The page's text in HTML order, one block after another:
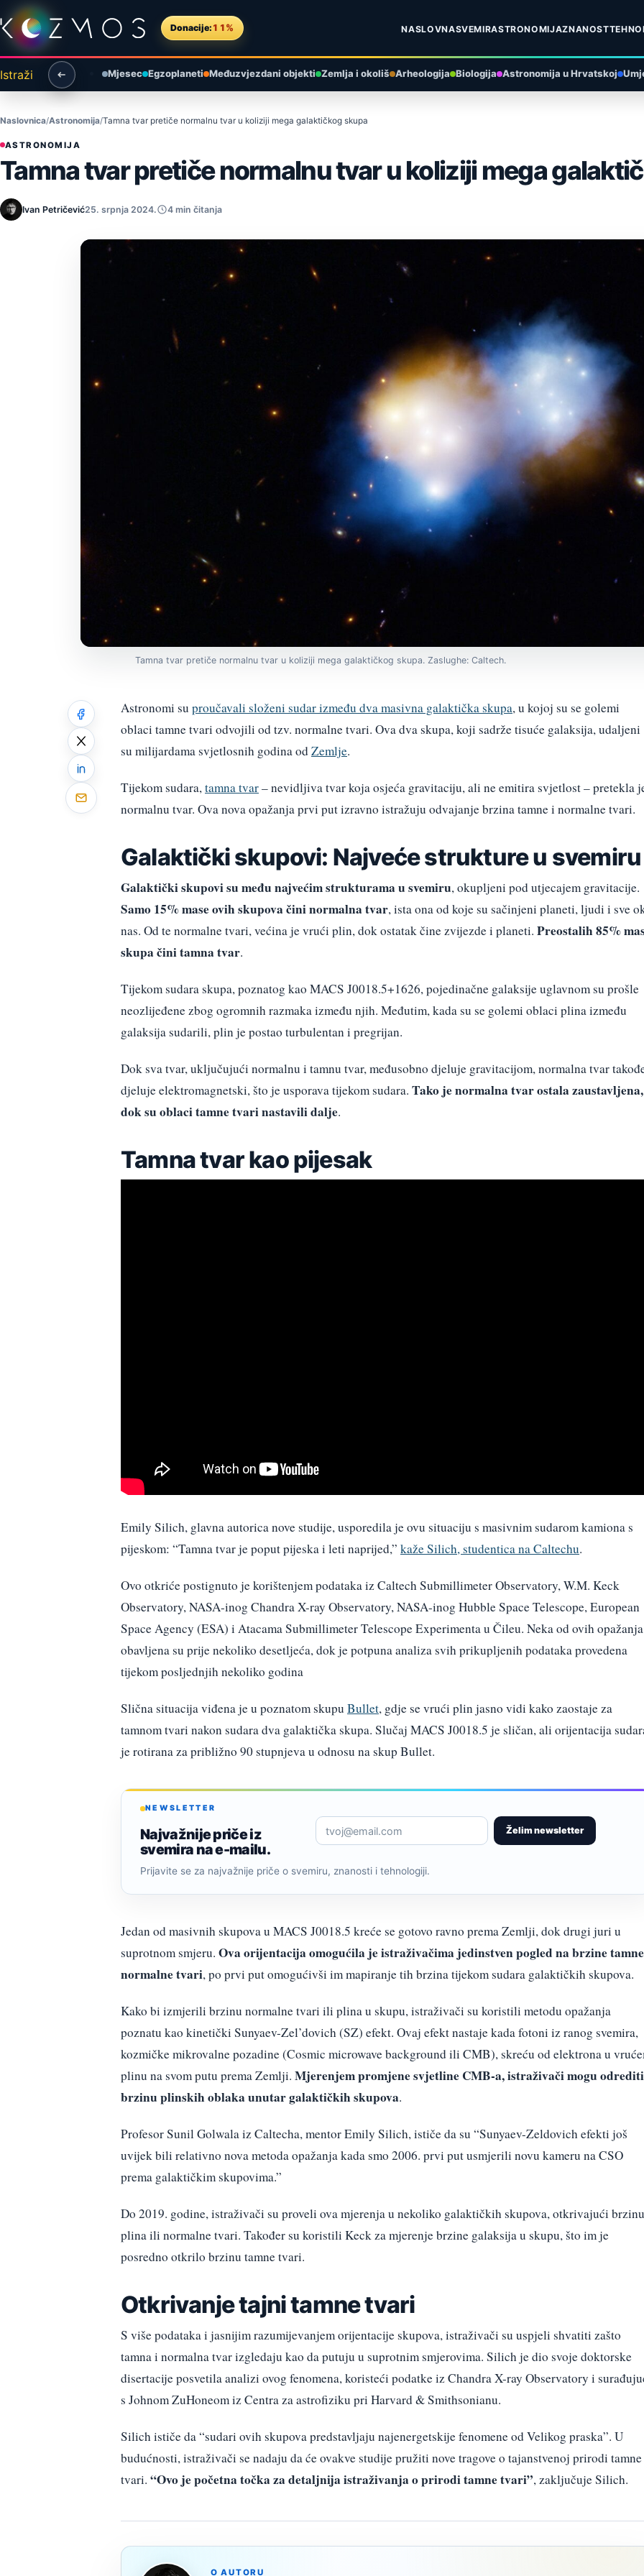
Preskoči na sadržaj
Donacije: 11% NASLOVNASVEMIRASTRONOMIJAZNANOST
Istraži Mjesec Egzoplaneti Međuzvjezdani objekti Zemlja i okoliš Arheologija Biologija Astronomija u Hrvatskoj
Naslovnica Astronomija Tamna tvar pretiče normalnu tvar u koliziji mega galaktičkog skupa
ASTRONOMIJA
Tamna tvar pretiče normalnu tvar u koliziji mega
Ivan Petričević25. srpnja 2024. 4 min čitanja
Tamna tvar pretiče normalnu tvar u koliziji mega galaktičkog skupa. Zaslughe: Caltech.
Astronomi su proučavali složeni sudar između dva masivna galaktička skupa, u kojoj su se golemi
oblaci tamne tvari odvojili od tzv. normalne tvari. Ova dva skupa, koji sadrže tisuće galaksija, udaljeni
su milijardama svjetlosnih godina odZemlje.
Tijekom sudara,tamna tvar– nevidljiva tvar koja osjeća gravitaciju, ali ne emitira svjetlost – pretekla
normalnu tvar. Ova nova opažanja prvi put izravno istražuju odvajanje brzina tamne i normalne tvari.
Galaktički skupovi: Najveće strukture u svemiru
Galaktički skupovi su među najvećim strukturama u svemiru, okupljeni pod utjecajem gravitacije.
Samo 15% mase ovih skupova čini normalna tvar, ista ona od koje su sačinjeni planeti, ljudi i sve
nas. Od te normalne tvari, većina je vrući plin, dok ostatak čine zvijezde i planeti. Preostalih 85%
skupa čini tamna tvar.
Tijekom sudara skupa, poznatog kao MACS J0018.5+1626, pojedinačne galaksije uglavnom su prošle
neozlijeđene zbog ogromnih razmaka između njih. Međutim, kada su se golemi oblaci plina između
galaksija sudarili, plin je postao turbulentan i pregrijan.
Dok sva tvar, uključujući normalnu i tamnu tvar, međusobno djeluje gravitacijom, normalna tvar
djeluje elektromagnetski, što je usporava tijekom sudara. Tako je normalna tvar ostala zaustavljena,
dok su oblaci tamne tvari nastavili dalje.
Tamna tvar kao pijesak
Emily Silich, glavna autorica nove studije, usporedila je ovu situaciju s masivnim sudarom kamiona s
pijeskom: “Tamna tvar je poput pijeska i leti naprijed,” kaže Silich, studentica na Caltechu.
Ovo otkriće postignuto je korištenjem podataka iz Caltech Submillimeter Observatory, W.M. Keck
Observatory, NASA-inog Chandra X-ray Observatory, NASA-inog Hubble Space Telescope, European
Space Agency (ESA) i Atacama Submillimeter Telescope Experimenta u Čileu. Neka od ovih opažanja
obavljena su prije nekoliko desetljeća, dok je potpuna analiza svih prikupljenih podataka provedena
tijekom posljednjih nekoliko godina
Slična situacija viđena je u poznatom skupu Bullet, gdje se vrući plin jasno vidi kako zaostaje za
tamnom tvari nakon sudara dva galaktička skupa. Slučaj MACS J0018.5 je sličan, ali orijentacija
je rotirana za približno 90 stupnjeva u odnosu na skup Bullet.
NEWSLETTER
Najvažnije priče iz
svemira na e-mailu.
Želim newsletter
Prijavite se za najvažnije priče o svemiru, znanosti i tehnologiji.
Jedan od masivnih skupova u MACS J0018.5 kreće se gotovo ravno prema Zemlji, dok drugi juri u
suprotnom smjeru. Ova orijentacija omogućila je istraživačima jedinstven pogled na brzine
normalne tvari, po prvi put omogućivši im mapiranje tih brzina tijekom sudara galaktičkih skupova.
Kako bi izmjerili brzinu normalne tvari ili plina u skupu, istraživači su koristili metodu opažanja
poznatu kao kinetički Sunyaev-Zel’dovich (SZ) efekt. Ovaj efekt nastaje kada fotoni iz ranog svemira,
kozmičke mikrovalne pozadine (Cosmic microwave background ili CMB), skreću od elektrona u
plinu na svom putu prema Zemlji. Mjerenjem promjene svjetline CMB-a, istraživači mogu odrediti
brzinu plinskih oblaka unutar galaktičkih skupova.
Profesor Sunil Golwala iz Caltecha, mentor Emily Silich, ističe da su “Sunyaev-Zeldovich efekti još
uvijek bili relativno nova metoda opažanja kada smo 2006. prvi put usmjerili novu kameru na CSO
prema galaktičkim skupovima.”
Do 2019. godine, istraživači su proveli ova mjerenja u nekoliko galaktičkih skupova, otkrivajući brzinu
plina ili normalne tvari. Također su koristili Keck za mjerenje brzine galaksija u skupu, što im je
posredno otkrilo brzinu tamne tvari.
Otkrivanje tajni tamne tvari
S više podataka i jasnijim razumijevanjem orijentacije skupova, istraživači su uspjeli shvatiti zašto
tamna i normalna tvar izgledaju kao da putuju u suprotnim smjerovima. Silich je dio svoje doktorske
disertacije posvetila analizi ovog fenomena, koristeći podatke iz Chandra X-ray Observatory i
s Johnom ZuHoneom iz Centra za astrofiziku pri Harvard & Smithsonianu.
Silich ističe da “sudari ovih skupova predstavljaju najenergetskije fenomene od Velikog praska”. U
budućnosti, istraživači se nadaju da će ovakve studije pružiti nove tragove o tajanstvenoj prirodi tamne
tvari. “Ovo je početna točka za detaljnija istraživanja o prirodi tamne tvari”, zaključuje Silich.
O AUTORU